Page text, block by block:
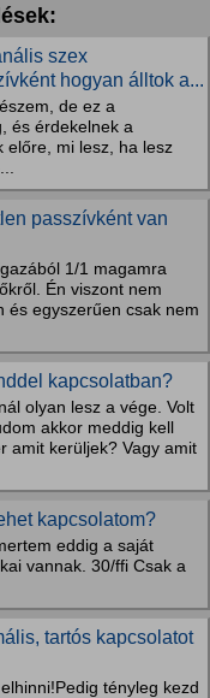
szex
hogyan álltok a...
de ez a
és érdekelnek a
előre, mi lesz, ha lesz
passzívként van
1/1 magamra
Én viszont nem
és egyszerűen csak nem
kapcsolatban?
olyan lesz a vége. Volt
akkor meddig kell
amit kerüljek? Vagy amit
kapcsolatom?
eddig a saját
vannak. 30/ffi Csak a
tartós kapcsolatot
tényleg kezd